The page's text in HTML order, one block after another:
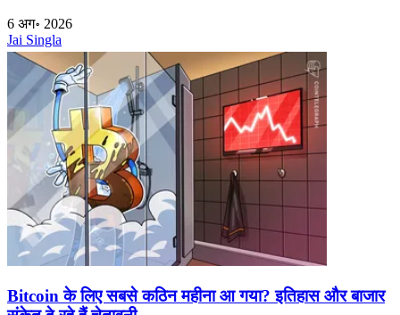
6 अग॰ 2026
Jai Singla
Bitcoin के लिए सबसे कठिन महीना आ गया? इतिहास और बाजार